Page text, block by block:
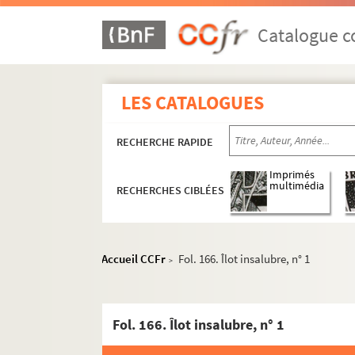
Catalogue
LES CATALOGUES
RECHERCHE RAPIDE
RECHERCHES CIBLÉES
Imprimés
multimédia
Accueil CCFr > Fol. 166. Îlot insalubre, n° 1
Fol. 166. Îlot insalubre, n° 1